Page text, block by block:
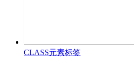
CLASS元素标签